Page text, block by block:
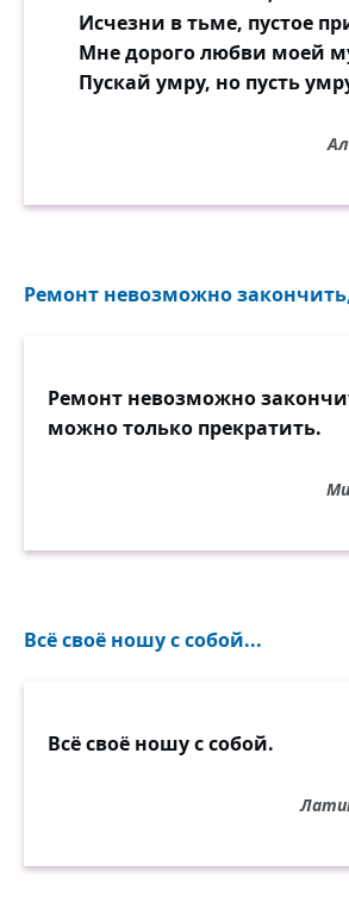
Исчезни в тьме, пустое
Мне дорого любви моей
Пускай умру, но пусть
Ремонт невозможно
Ремонт невозможно
можно только прекратить.
Всё своё ношу с собой...
Всё своё ношу с собой.